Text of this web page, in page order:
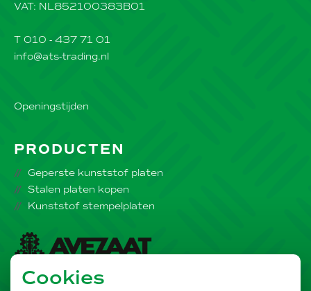
Cookies
VAT: NL852100383B01
T 010 - 437 71 01
info@ats-trading.nl
Openingstijden
PRODUCTEN
Geperste kunststof platen
Stalen platen kopen
Kunststof stempelplaten